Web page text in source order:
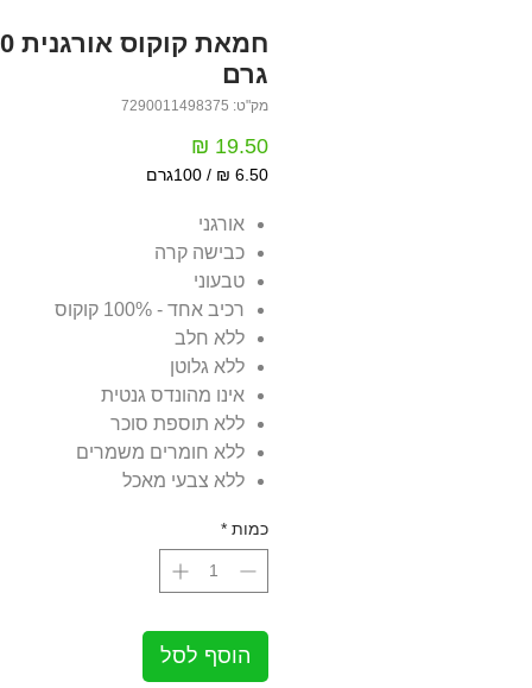
חמאת
גרם
מק"ט: 7290011498375
/ 100גרם
לכל
Grams
אורגני
כבישה קרה
טבעוני
רכיב אחד - 100% קוקוס
ללא חלב
ללא גלוטן
אינו מהונדס גנטית
ללא תוספת סוכר
ללא חומרים משמרים
ללא צבעי מאכל
כמות *
הוסף לסל